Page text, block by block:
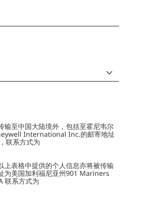
输至中国大陆境外，包括至霍尼韦尔
International Inc.的邮寄地址
联系方式为
上表格中提供的个人信息亦将被传输
美国加利福尼亚州901 Mariners
联系方式为